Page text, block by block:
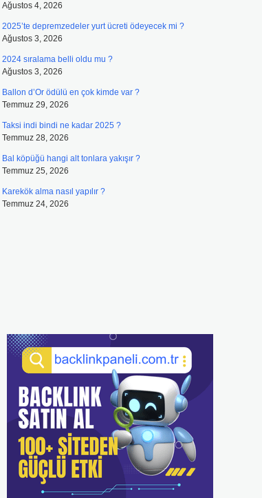
Ağustos 4, 2026
2025’te depremzedeler yurt ücreti ödeyecek mi ?
Ağustos 3, 2026
2024 sıralama belli oldu mu ?
Ağustos 3, 2026
Ballon d’Or ödülü en çok kimde var ?
Temmuz 29, 2026
Taksi indi bindi ne kadar 2025 ?
Temmuz 28, 2026
Bal köpüğü hangi alt tonlara yakışır ?
Temmuz 25, 2026
Karekök alma nasıl yapılır ?
Temmuz 24, 2026